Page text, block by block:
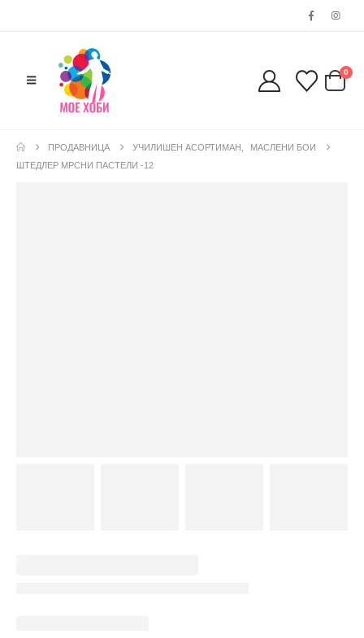
0
ПРОДАВНИЦА УЧИЛИШЕН АСОРТИМАН
МАСЛЕНИ БОИ
ШТЕДЛЕР МРСНИ ПАСТЕЛИ -12